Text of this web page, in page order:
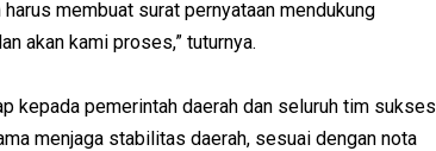
membuat surat pernyataan mendukung
akan kami proses,” tuturnya.
kepada pemerintah daerah dan seluruh tim sukses
menjaga stabilitas daerah, sesuai dengan nota